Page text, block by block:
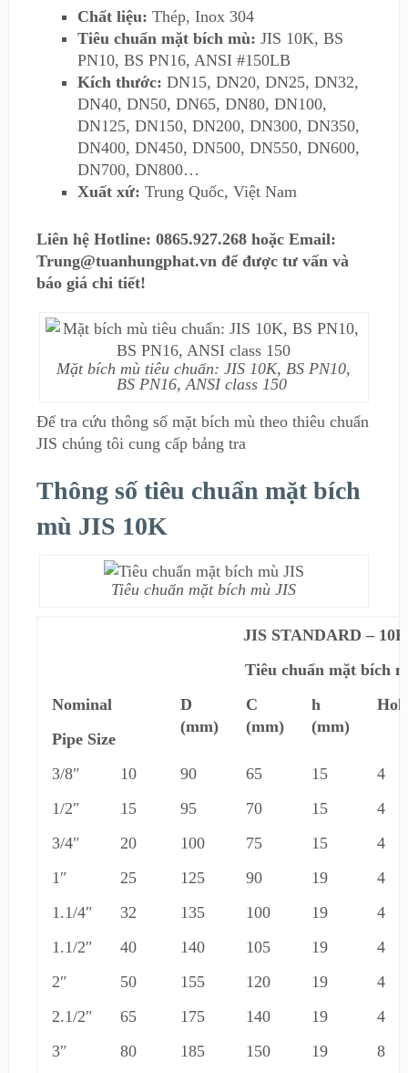
Chất liệu: Thép, Inox 304
Tiêu chuẩn mặt bích mù: JIS 10K, BS
PN10, BS PN16, ANSI #150LB
Kích thước: DN15, DN20, DN25, DN32,
DN40, DN50, DN65, DN80, DN100,
DN125, DN150, DN200, DN300, DN350,
DN400, DN450, DN500, DN550, DN600,
DN700, DN800…
Xuất xứ: Trung Quốc, Việt Nam
Liên hệ Hotline: 0865.927.268 hoặc Email:
Trung@tuanhungphat.vn để được tư vấn và
báo giá chi tiết!
Mặt bích mù tiêu chuẩn: JIS 10K, BS PN10,
BS PN16, ANSI class 150
Để tra cứu thông số mặt bích mù theo thiêu chuẩn
JIS chúng tôi cung cấp bảng tra
Thông số tiêu chuẩn mặt bích
mù JIS 10K
Tiêu chuẩn mặt bích mù JIS
JIS STANDARD –
Tiêu chuẩn mặt bích
Nominal
D
(mm)
C
(mm)
h
(mm)
Pipe Size
3/8″
10 90 65 15
4
1/2″
15 95 70 15
4
3/4″
20 100 75 15
4
1″
25 125 90 19
4
1.1/4″
32 135 100 19
4
1.1/2″
40 140 105 19
4
2″
50 155 120 19
4
2.1/2″
65 175 140 19
4
3″
80 185 150 19 8